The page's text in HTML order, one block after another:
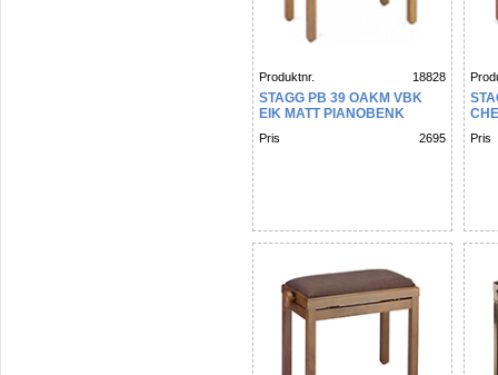
Produktnr. 18828
STAGG PB 39 OAKM VBK
EIK MATT PIANOBENK
Pris 2695 Pris